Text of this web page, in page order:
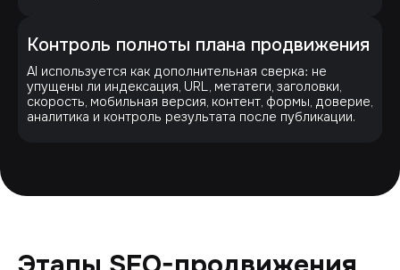
Контроль полноты плана продвижения
AI используется как дополнительная сверка: не
упущены ли индексация, URL, метатеги, заголовки,
скорость, мобильная версия, контент, формы, доверие,
аналитика и контроль результата после публикации.